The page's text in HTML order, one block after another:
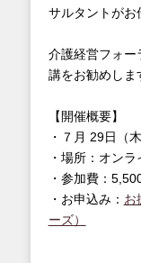
サルタントがお
介護経営フォー
講をお勧めしま
【開催概要】
・７月 29日（
・場所：オンラ
・参加費：
・お申込み： お
ーズ）